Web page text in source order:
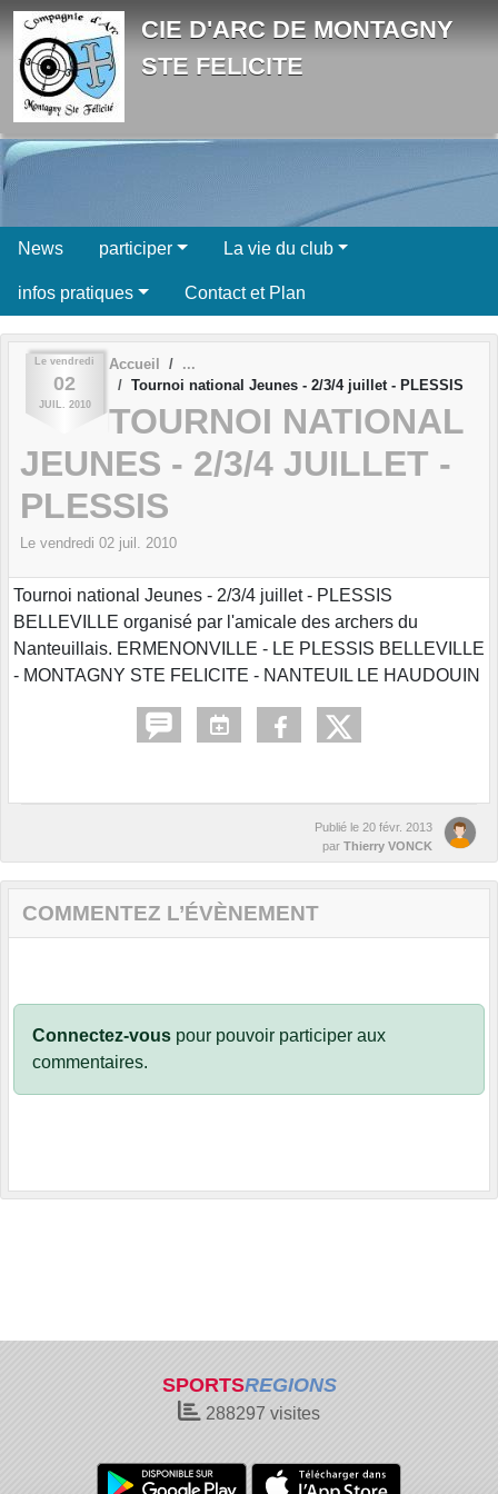
CIE D'ARC DE MONTAGNY
STE FELICITE
News participer La vie du club
infos pratiques Contact et Plan
Le vendredi
02
JUIL. 2010
Accueil
Tournoi national Jeunes - 2/3/4 juillet - PLESSIS
TOURNOI NATIONAL
JEUNES - 2/3/4 JUILLET -
PLESSIS
Le vendredi 02 juil. 2010
Tournoi national Jeunes - 2/3/4 juillet - PLESSIS
BELLEVILLE organisé par l'amicale des archers du
Nanteuillais. ERMENONVILLE - LE PLESSIS BELLEVILLE
- MONTAGNY STE FELICITE - NANTEUIL LE HAUDOUIN
Publié le 20 févr. 2013
par Thierry VONCK
COMMENTEZ L’ÉVÈNEMENT
Connectez-vous pour pouvoir participer aux
commentaires.
SPORTSREGIONS
288297 visites
Panneau de gestion des cookies